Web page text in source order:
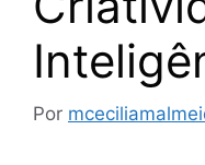
Por